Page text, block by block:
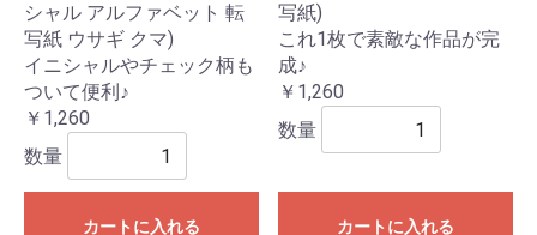
シャル アルファベット 転
写紙 ウサギ クマ)
イニシャルやチェック柄も
ついて便利♪
￥1,260
数量
カートに入れる
写紙)
これ1枚で素敵な作品が完
成♪
￥1,260
数量
カートに入れる